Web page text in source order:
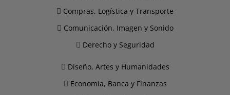
Compras, Logística y Transporte
Comunicación, Imagen y Sonido
Derecho y Seguridad
Diseño, Artes y Humanidades
Economía, Banca y Finanzas